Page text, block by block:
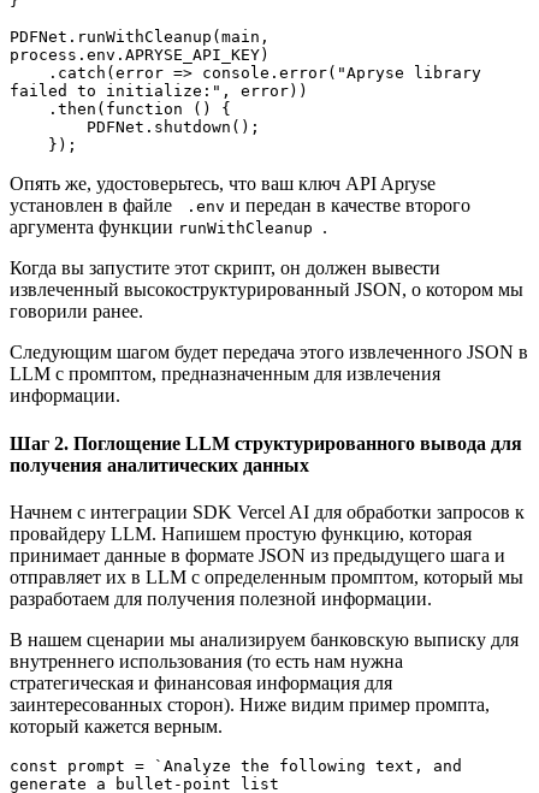
PDFNet.runWithCleanup(main,
process.env.APRYSE_API_KEY)
failed to initialize:", error))
    .then(function () {
        PDFNet.shutdown();
    });
Опять же, удостоверьтесь, что ваш ключ API Apryse
установлен в файле
.env и передан в качестве второго
аргумента функции runWithCleanup .
Когда вы запустите этот скрипт, он должен вывести
извлеченный высокоструктурированный JSON, о котором мы
говорили ранее.
Следующим шагом будет передача этого извлеченного JSON в
LLM с промптом, предназначенным для извлечения
информации.
Шаг 2. Поглощение LLM структурированного вывода для
получения аналитических данных
Начнем с интеграции SDK Vercel AI для обработки запросов к
провайдеру LLM. Напишем простую функцию, которая
принимает данные в формате JSON из предыдущего шага и
отправляет их в LLM с определенным промптом, который мы
разработаем для получения полезной информации.
В нашем сценарии мы анализируем банковскую выписку для
внутреннего использования (то есть нам нужна
стратегическая и финансовая информация для
заинтересованных сторон). Ниже видим пример промпта,
который кажется верным.
const prompt = `Analyze the following text, and
generate a bullet-point list